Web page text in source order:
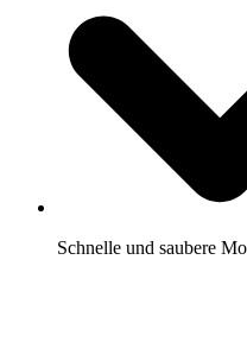
Schnelle und saubere